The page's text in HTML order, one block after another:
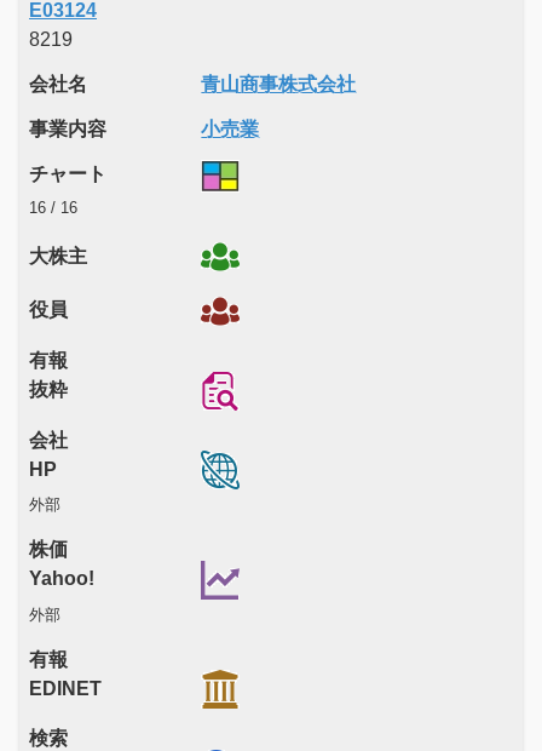
E03124
8219
会社名 青山商事株式会社
事業内容 小売業
チャート
16 / 16
大株主
役員
有報
抜粋
会社
HP
外部
株価
Yahoo!
外部
有報
EDINET
検索